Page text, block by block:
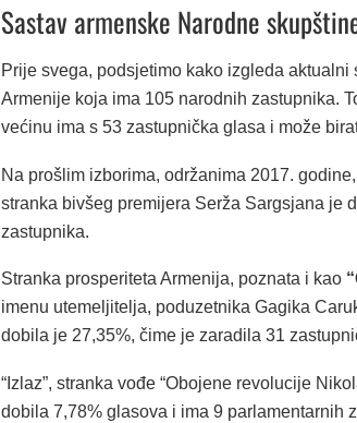
Sastav armenske Narodne
Prije svega, podsjetimo kako izgleda
Armenije koja ima 105 narodnih zastupnika.
većinu ima s 53 zastupnička glasa i može
Na prošlim izborima, održanima 2017.
stranka bivšeg premijera Serža Sargsjana je
zastupnika.
Stranka prosperiteta Armenija, poznata i kao
imenu utemeljitelja, poduzetnika Gagika
dobila je 27,35%, čime je zaradila 31
“Izlaz”, stranka vođe “Obojene revolucije
dobila 7,78% glasova i ima 9 parlamentarnih